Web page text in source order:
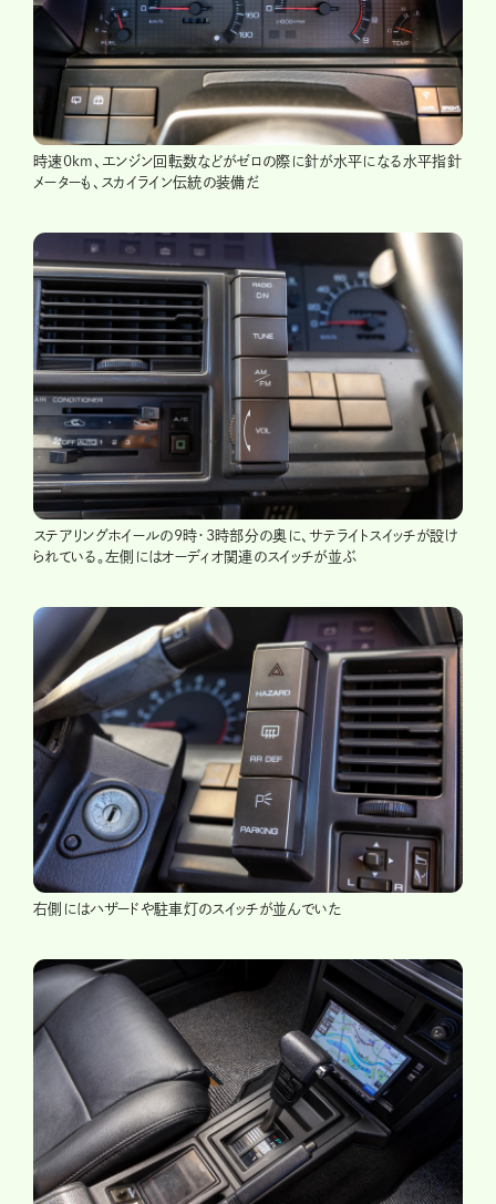
時速0km、エンジン回転数などがゼロの際に針が水平になる水平指針
メーターも、スカイライン伝統の装備だ
ステアリングホイールの9時・3時部分の奥に、サテライトスイッチが設け
られている。左側にはオーディオ関連のスイッチが並ぶ
右側にはハザードや駐車灯のスイッチが並んでいた